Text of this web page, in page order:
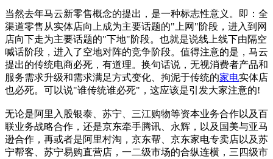
当然去年马云新零售概念的提出，是一种标志性意义。即：全
渠道零售从实体店向上成为主要话题的"上网"阶段，进入到网
店向下走为主要话题的"下地"阶段。也就是说线上线下由隔空
喊话阶段，进入了空地对阵的竞争阶段。值得注意的是，马云
提出的传统电商必死，有道理。换句话说，无视消费者产品和
服务需求升级和需求满足方式变化、拘泥于传统的家电实体店
也必死。可以说"谁传统谁必死"，这应该是引发大家注意的!
无论是阿里入股银泰、苏宁、三江购物等资本业务合作以及百
联业务战略合作，还是京东牵手腾讯、永辉，以及国美与亚马
逊合作，再或者是阿里村淘，京东帮、京东家电专卖店以及苏
宁帮客、苏宁易购直营店，一二级市场的合纵连横，三四级市